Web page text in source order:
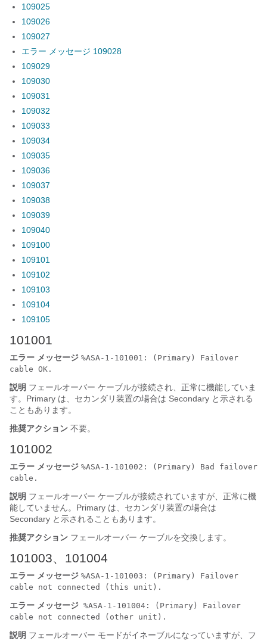
109025
109026
109027
エラー メッセージ 109028
109029
109030
109031
109032
109033
109034
109035
109036
109037
109038
109039
109040
109100
109101
109102
109103
109104
109105
101001
エラー メッセージ %ASA-1-101001: (Primary) Failover
cable OK.
説明 フェールオーバー ケーブルが接続され、正常に機能していま
す。Primary は、セカンダリ装置の場合は Secondary と示される
こともあります。
推奨アクション 不要。
101002
エラー メッセージ %ASA-1-101002: (Primary) Bad failover
cable.
説明 フェールオーバー ケーブルが接続されていますが、正常に機
能していません。Primary は、セカンダリ装置の場合は
Secondary と示されることもあります。
推奨アクション フェールオーバー ケーブルを交換します。
101003、101004
エラー メッセージ %ASA-1-101003: (Primary) Failover
cable not connected (this unit).
エラー メッセージ %ASA-1-101004: (Primary) Failover
cable not connected (other unit).
説明 フェールオーバー モードがイネーブルになっていますが、フ